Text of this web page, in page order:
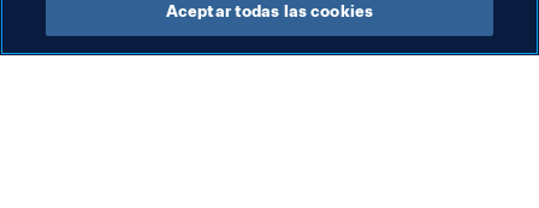
Aceptar todas las cookies